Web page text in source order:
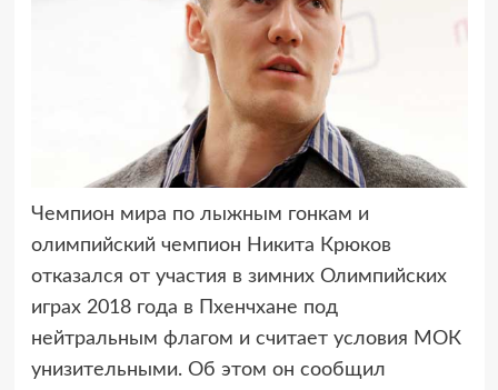
Чемпион мира по лыжным гонкам и
олимпийский чемпион Никита Крюков
отказался от участия в зимних Олимпийских
играх 2018 года в Пхенчхане под
нейтральным флагом и считает условия МОК
унизительными. Об этом он сообщил